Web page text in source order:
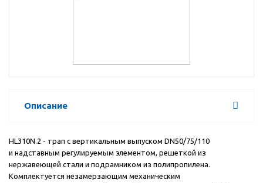
Описание
HL310N.2 - трап с вертикальным выпуском DN50/75/110
и надставным регулируемым элементом, решеткой из
нержавеющей стали и подрамником из полипропилена.
Комплектуется незамерзающим механическим